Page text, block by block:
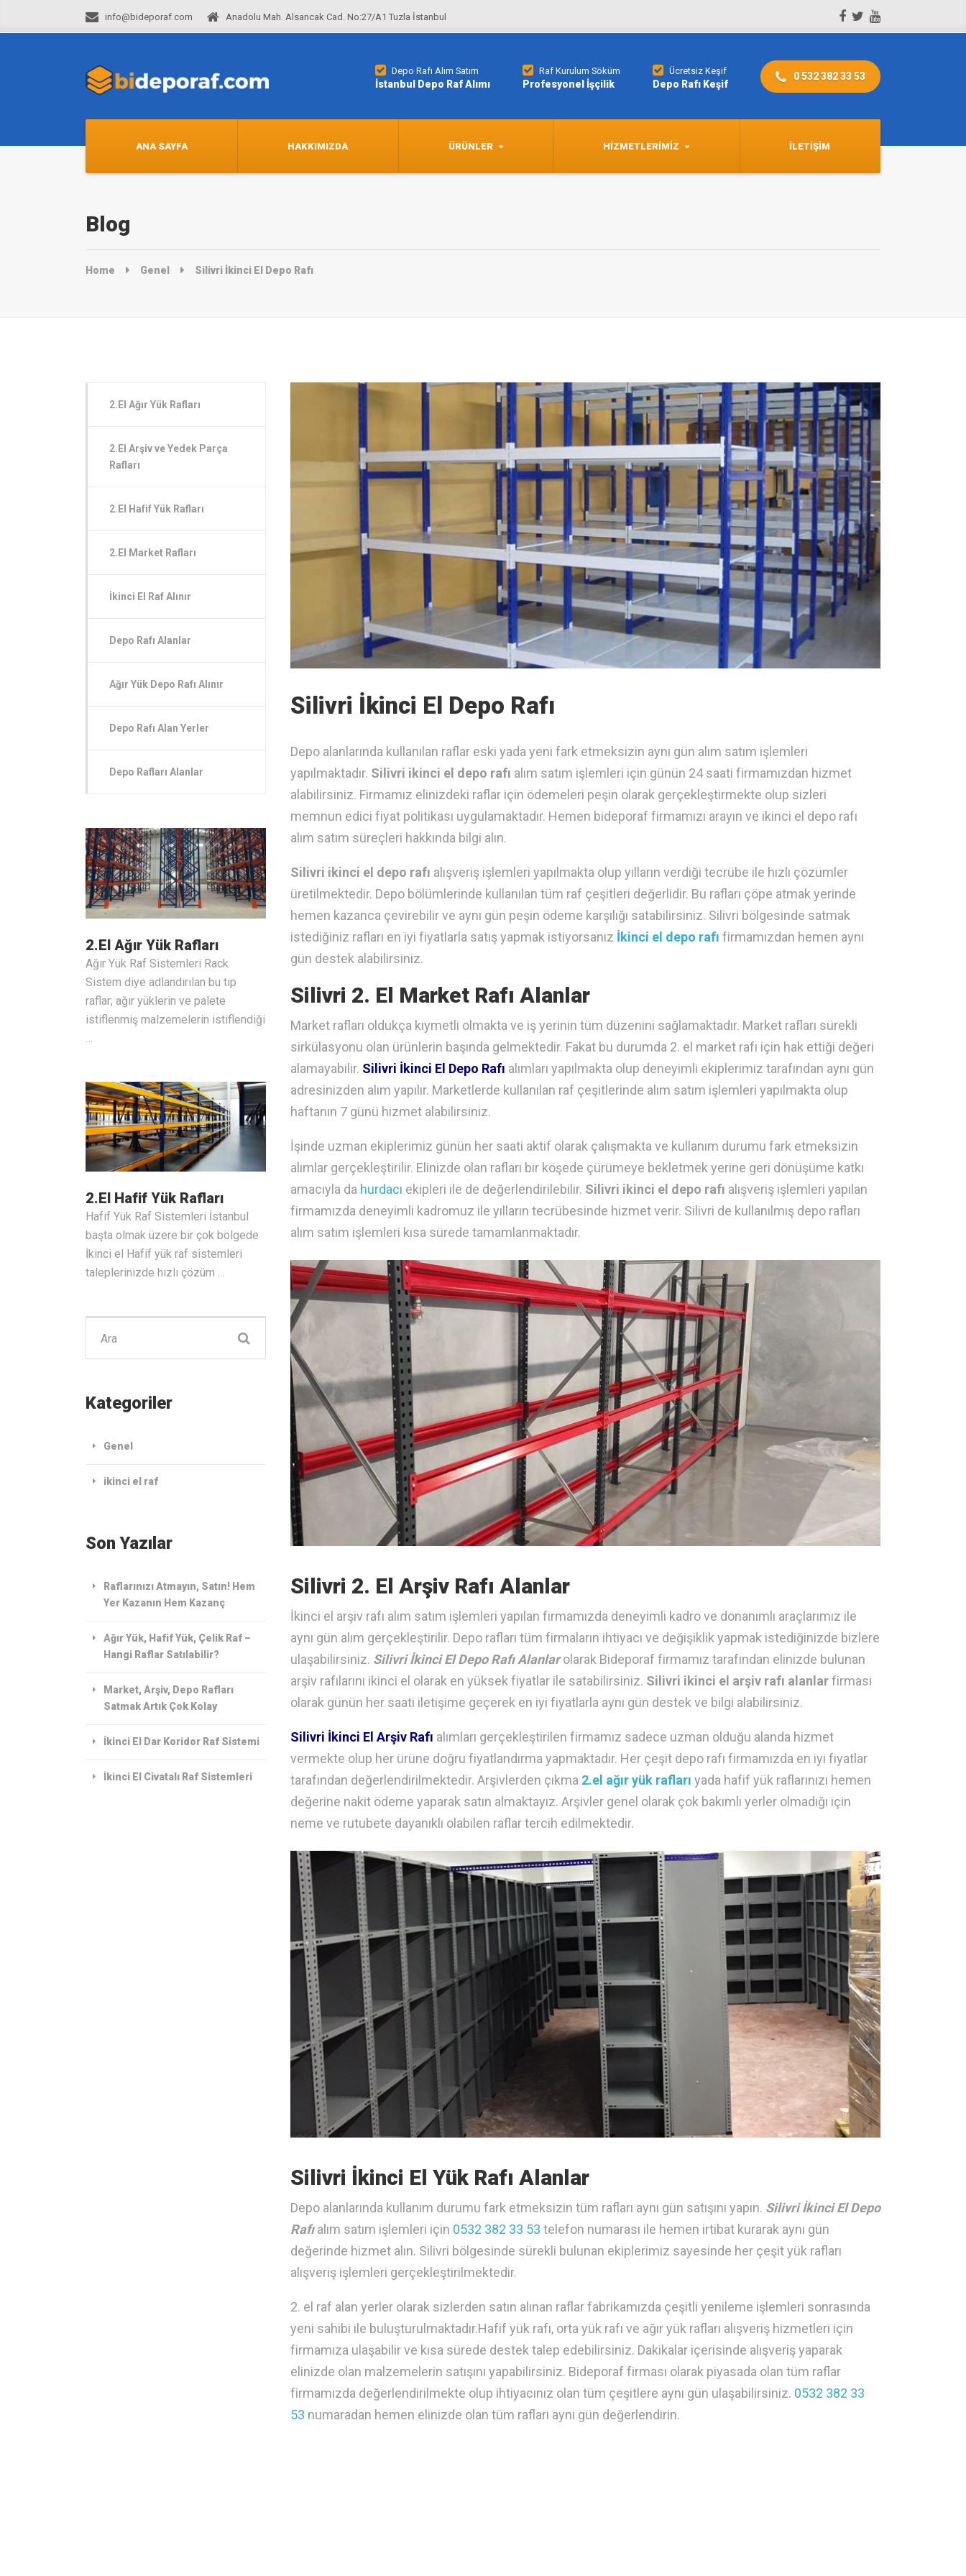
info@bideporaf.com Anadolu Mah. Alsancak Cad. No:27/A1 Tuzla İstanbul
ANA SAYFA HAKKIMIZDA ÜRÜNLER HIZMETLERIMIZ İLETIŞIM
Depo Rafı Alım Satım
İstanbul Depo Raf Alımı
Raf Kurulum Söküm
Profesyonel İşçilik
Ücretsiz Keşif
Depo Rafı Keşif
0 532 382 33 53
Blog
Home Genel Silivri İkinci El Depo Rafı
Silivri İkinci El Depo Rafı
Depo alanlarında kullanılan raflar eski yada yeni fark etmeksizin aynı gün alım satım işlemleri
yapılmaktadır. Silivri ikinci el depo rafı alım satım işlemleri için günün 24 saati firmamızdan hizmet
alabilirsiniz. Firmamız elinizdeki raflar için ödemeleri peşin olarak gerçekleştirmekte olup sizleri
memnun edici fiyat politikası uygulamaktadır. Hemen bideporaf firmamızı arayın ve ikinci el depo rafı
alım satım süreçleri hakkında bilgi alın.
Silivri ikinci el depo rafı alışveriş işlemleri yapılmakta olup yılların verdiği tecrübe ile hızlı çözümler
üretilmektedir. Depo bölümlerinde kullanılan tüm raf çeşitleri değerlidir. Bu rafları çöpe atmak yerinde
hemen kazanca çevirebilir ve aynı gün peşin ödeme karşılığı satabilirsiniz. Silivri bölgesinde satmak
istediğiniz rafları en iyi fiyatlarla satış yapmak istiyorsanız İkinci el depo rafı firmamızdan hemen aynı
gün destek alabilirsiniz.
Silivri 2. El Market Rafı Alanlar
Market rafları oldukça kıymetli olmakta ve iş yerinin tüm düzenini sağlamaktadır. Market rafları sürekli
sirkülasyonu olan ürünlerin başında gelmektedir. Fakat bu durumda 2. el market rafı için hak ettiği değeri
alamayabilir. Silivri İkinci El Depo Rafı alımları yapılmakta olup deneyimli ekiplerimiz tarafından aynı gün
adresinizden alım yapılır. Marketlerde kullanılan raf çeşitlerinde alım satım işlemleri yapılmakta olup
haftanın 7 günü hizmet alabilirsiniz.
İşinde uzman ekiplerimiz günün her saati aktif olarak çalışmakta ve kullanım durumu fark etmeksizin
alımlar gerçekleştirilir. Elinizde olan rafları bir köşede çürümeye bekletmek yerine geri dönüşüme katkı
amacıyla da hurdacı ekipleri ile de değerlendirilebilir. Silivri ikinci el depo rafı alışveriş işlemleri yapılan
firmamızda deneyimli kadromuz ile yılların tecrübesinde hizmet verir. Silivri de kullanılmış depo rafları
alım satım işlemleri kısa sürede tamamlanmaktadır.
Silivri 2. El Arşiv Rafı Alanlar
İkinci el arşiv rafı alım satım işlemleri yapılan firmamızda deneyimli kadro ve donanımlı araçlarımız ile
aynı gün alım gerçekleştirilir. Depo rafları tüm firmaların ihtiyacı ve değişiklik yapmak istediğinizde bizlere
ulaşabilirsiniz. Silivri İkinci El Depo Rafı Alanlarolarak Bideporaf firmamız tarafından elinizde bulunan
arşiv rafılarını ikinci el olarak en yüksek fiyatlar ile satabilirsiniz. Silivri ikinci el arşiv rafı alanlarfirması
olarak günün her saati iletişime geçerek en iyi fiyatlarla aynı gün destek ve bilgi alabilirsiniz.
Silivri İkinci El Arşiv Rafı alımları gerçekleştirilen firmamız sadece uzman olduğu alanda hizmet
vermekte olup her ürüne doğru fiyatlandırma yapmaktadır. Her çeşit depo rafı firmamızda en iyi fiyatlar
tarafından değerlendirilmektedir. Arşivlerden çıkma 2.el ağır yük rafları yada hafif yük raflarınızı hemen
değerine nakit ödeme yaparak satın almaktayız. Arşivler genel olarak çok bakımlı yerler olmadığı için
neme ve rutubete dayanıklı olabilen raflar tercih edilmektedir.
Silivri İkinci El Yük Rafı Alanlar
Depo alanlarında kullanım durumu fark etmeksizin tüm rafları aynı gün satışını yapın. Silivri İkinci El Depo
Rafıalım satım işlemleri için 0532 382 33 53 telefon numarası ile hemen irtibat kurarak aynı gün
değerinde hizmet alın. Silivri bölgesinde sürekli bulunan ekiplerimiz sayesinde her çeşit yük rafları
alışveriş işlemleri gerçekleştirilmektedir.
2. el raf alan yerler olarak sizlerden satın alınan raflar fabrikamızda çeşitli yenileme işlemleri sonrasında
yeni sahibi ile buluşturulmaktadır.Hafif yük rafı, orta yük rafı ve ağır yük rafları alışveriş hizmetleri için
firmamıza ulaşabilir ve kısa sürede destek talep edebilirsiniz. Dakikalar içerisinde alışveriş yaparak
elinizde olan malzemelerin satışını yapabilirsiniz. Bideporaf firması olarak piyasada olan tüm raflar
firmamızda değerlendirilmekte olup ihtiyacınız olan tüm çeşitlere aynı gün ulaşabilirsiniz. 0532 382 33
53 numaradan hemen elinizde olan tüm rafları aynı gün değerlendirin.
2.El Ağır Yük Rafları
2.El Arşiv ve Yedek Parça
Rafları
2.El Hafif Yük Rafları
2.El Market Rafları
İkinci El Raf Alınır
Depo Rafı Alanlar
Ağır Yük Depo Rafı Alınır
Depo Rafı Alan Yerler
Depo Rafları Alanlar
2.El Ağır Yük Rafları
Ağır Yük Raf Sistemleri Rack
Sistem diye adlandırılan bu tip
raflar; ağır yüklerin ve palete
istiflenmiş malzemelerin istiflendiği
2.El Hafif Yük Rafları
Hafif Yük Raf Sistemleri İstanbul
başta olmak üzere bir çok bölgede
İkinci el Hafif yük raf sistemleri
taleplerinizde hızlı çözüm …
ara:
Kategoriler
Genel
ikinci el raf
Son Yazılar
Raflarınızı Atmayın, Satın! Hem
Yer Kazanın Hem Kazanç
Ağır Yük, Hafif Yük, Çelik Raf –
Hangi Raflar Satılabilir?
Market, Arşiv, Depo Rafları
Satmak Artık Çok Kolay
İkinci El Dar Koridor Raf Sistemi
İkinci El Civatalı Raf Sistemleri